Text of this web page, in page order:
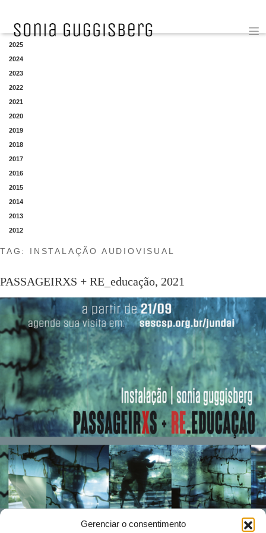
Gerenciar o consentimento
YEAR
2025
2024
2023
2022
2021
2020
2019
2018
2017
2016
2015
2014
2013
2012
TAG: INSTALAÇÃO AUDIOVISUAL
PASSAGEIRXS + RE_educação, 2021